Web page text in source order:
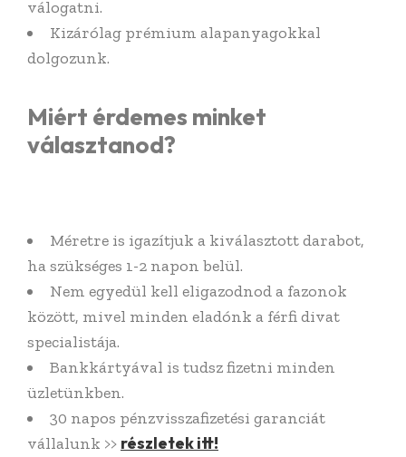
válogatni.
Kizárólag prémium alapanyagokkal
dolgozunk.
Miért érdemes minket
választanod?
Méretre is igazítjuk a kiválasztott darabot,
ha szükséges 1-2 napon belül.
Nem egyedül kell eligazodnod a fazonok
között, mivel minden eladónk a férfi divat
specialistája.
Bankkártyával is tudsz fizetni minden
üzletünkben.
30 napos pénzvisszafizetési garanciát
vállalunk >> részletek itt!